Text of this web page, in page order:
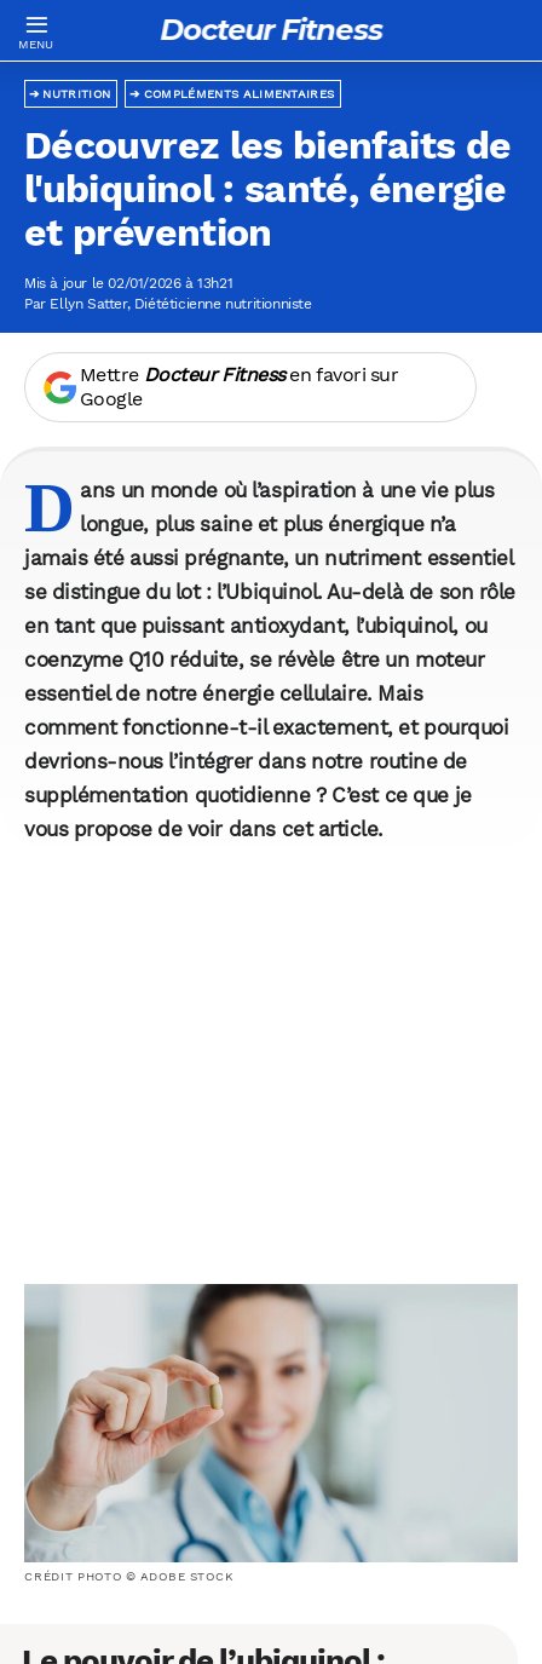
Docteur Fitness
COMPLÉMENTS ALIMENTAIRES
NUTRITION
Découvrez les bienfaits de
l'ubiquinol : santé, énergie
et prévention
Mis à jour le 02/01/2026 à 13h21
Par Ellyn Satter, Diététicienne nutritionniste
Mettre Docteur Fitnessen favori sur
Google
D ans un monde où l’aspiration à une vie plus
longue, plus saine et plus énergique n’a
jamais été aussi prégnante, un nutriment essentiel
se distingue du lot : l’Ubiquinol. Au-delà de son rôle
en tant que puissant antioxydant, l’ubiquinol, ou
coenzyme Q10 réduite, se révèle être un moteur
essentiel de notre énergie cellulaire. Mais
comment fonctionne-t-il exactement, et pourquoi
devrions-nous l’intégrer dans notre routine de
supplémentation quotidienne ? C’est ce que je
vous propose de voir dans cet article.
CRÉDIT PHOTO © ADOBE STOCK